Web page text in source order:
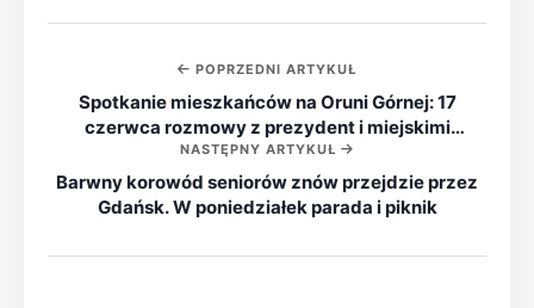
POPRZEDNI ARTYKUŁ
Spotkanie mieszkańców na Oruni Górnej: 17
czerwca rozmowy z prezydent i miejskimi
służbami
NASTĘPNY ARTYKUŁ
Barwny korowód seniorów znów przejdzie przez
Gdańsk. W poniedziałek parada i piknik